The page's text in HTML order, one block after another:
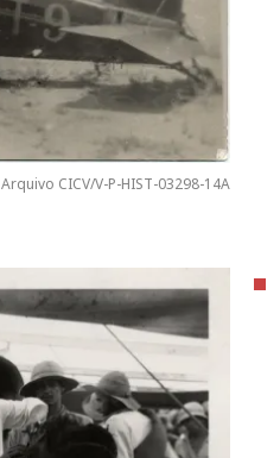
Arquivo CICV/V-P-HIST-03298-14A